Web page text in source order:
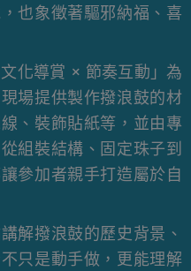
也象徵著驅邪納福、喜
化導賞 × 節奏互動」為
場提供製作撥浪鼓的材
、裝飾貼紙等，並由專
組裝結構、固定珠子到
參加者親手打造屬於自
解撥浪鼓的歷史背景、
只是動手做，更能理解